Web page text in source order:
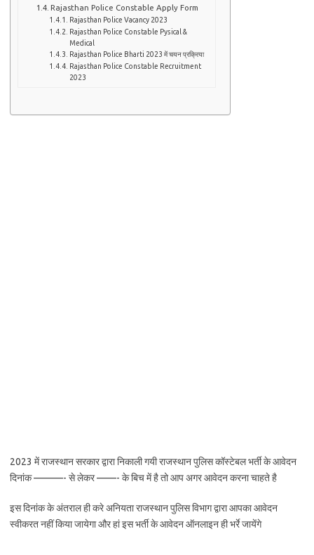
Rajasthan Police Constable Apply Form
Rajasthan Police Vacancy 2023
Rajasthan Police Constable Pysical &
Medical
Rajasthan Police Bharti 2023 में चयन प्रक्रिया
Rajasthan Police Constable Recruitment
2023
2023 में राजस्थान सरकार द्वारा निकाली गयी राजस्थान पुलिस कॉस्टेबल भर्ती के आवेदन
दिनांक ———- से लेकर ——- के बिच में है तो आप अगर आवेदन करना चाहते है
इस दिनांक के अंतराल ही करे अनियता राजस्थान पुलिस विभाग द्वारा आपका आवेदन
स्वीकरत नहीं किया जायेगा और हां इस भर्ती के आवेदन ऑनलाइन ही भर्रे जायेंगे